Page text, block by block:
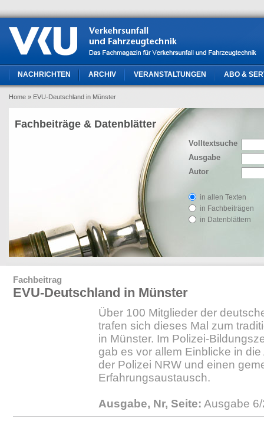
NACHRICHTEN ARCHIV VERANSTALTUNGEN ABO &
Home » EVU-Deutschland in Münster
Volltextsuche
Ausgabe
Autor
in allen Texten
in Fachbeiträgen
in Datenblättern
Fachbeiträge & Datenblätter
Fachbeitrag
EVU-Deutschland in Münster
Über 100 Mitglieder der
trafen sich dieses Mal zum
in Münster. Im Polizei-
gab es vor allem Einblicke in
der Polizei NRW und einen
Erfahrungsaustausch.
Ausgabe, Nr, Seite: Ausgabe